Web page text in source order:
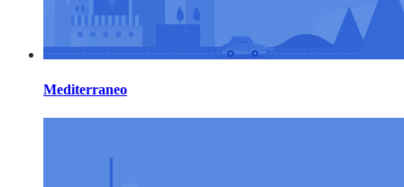
Mediterraneo